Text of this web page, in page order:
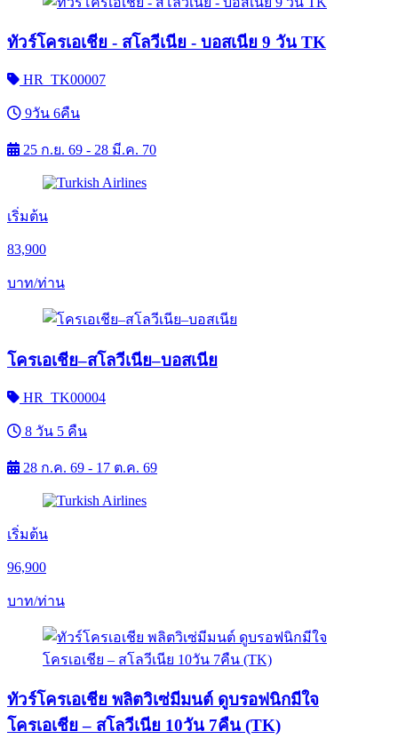
ทัวร์โครเอเชีย - สโลวีเนีย - บอสเนีย 9 วัน TK
HR_TK00007
9วัน 6คืน
25 ก.ย. 69 - 28 มี.ค. 70
เริ่มต้น
83,900
บาท/ท่าน
โครเอเชีย–สโลวีเนีย–บอสเนีย
HR_TK00004
8 วัน 5 คืน
28 ก.ค. 69 - 17 ต.ค. 69
เริ่มต้น
96,900
บาท/ท่าน
ทัวร์โครเอเชีย พลิตวิเซ่มีมนต์ ดูบรอฟนิกมีใจ
โครเอเชีย – สโลวีเนีย 10วัน 7คืน (TK)